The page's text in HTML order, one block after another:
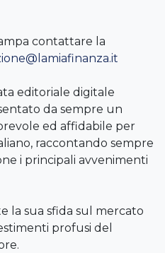
contattare la
editoriale digitale
da sempre un
ed affidabile per
raccontando sempre
i principali avvenimenti
la sua sfida sul mercato
profusi del